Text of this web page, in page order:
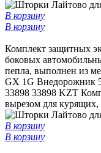
В корзину
В корзину
Комплект защитных
боковых
пепла, выполнен из
GX 1G Внедорожник
33898 33898 KZT
вырезом для
В корзину
В корзину